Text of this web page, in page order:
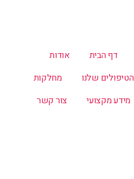
דף הבית
אודות
הטיפולים שלנו
מחלקות
מידע מקצועי
צור קשר